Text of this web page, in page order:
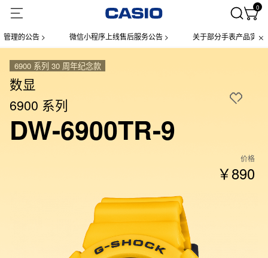
0
的公告 > 微信小程序上线售后服务公告 > 关于部分手表产品实施【
6900 系列 30 周年纪念款
数显
6900 系列
DW-6900TR-9
价格
￥890